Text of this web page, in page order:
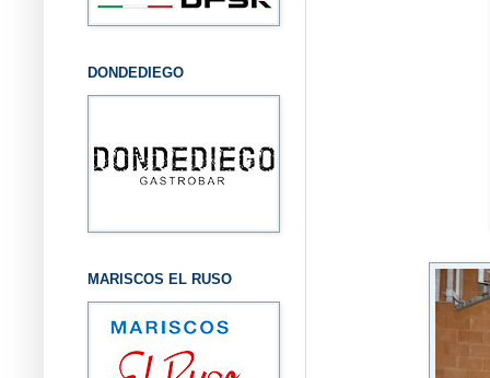
DONDEDIEGO
MARISCOS EL RUSO